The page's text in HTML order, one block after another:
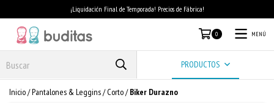
¡Liquidación Final de Temporada! Precios de Fábrica!
0 MENÚ
PRODUCTOS
Inicio/Pantalones & Leggins/ Corto/ Biker Durazno